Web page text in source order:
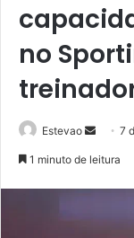
no
Estevao
Mande
7
1 minuto de leitura